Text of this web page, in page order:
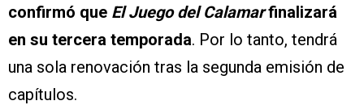
confirmó que El Juego del Calamarfinalizará
en su tercera temporada. Por lo tanto, tendrá
una sola renovación tras la segunda emisión de
capítulos.